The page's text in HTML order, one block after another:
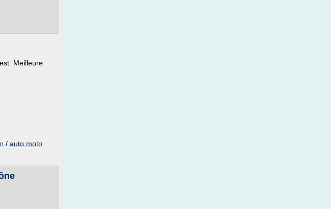
Meilleure
/ auto moto